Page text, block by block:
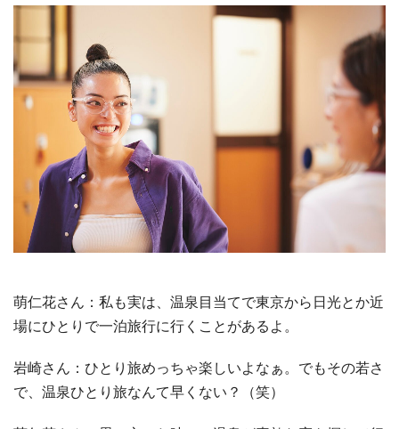
萌仁花さん：私も実は、温泉目当てで東京から日光とか近
場にひとりで一泊旅行に行くことがあるよ。
岩崎さん：ひとり旅めっちゃ楽しいよなぁ。でもその若さ
で、温泉ひとり旅なんて早くない？（笑）